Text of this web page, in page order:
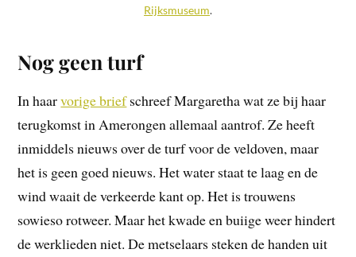
Rijksmuseum.
Nog geen turf
In haarvorige briefschreef Margaretha wat ze bij haar
terugkomst in Amerongen allemaal aantrof. Ze heeft
inmiddels nieuws over de turf voor de veldoven, maar
het is geen goed nieuws. Het water staat te laag en de
wind waait de verkeerde kant op. Het is trouwens
sowieso rotweer. Maar het kwade en buiige weer hindert
de werklieden niet. De metselaars steken de handen uit